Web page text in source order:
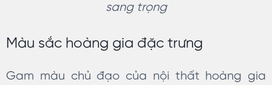
sang trọng
Màu sắc hoàng gia đặc trưng
Gam màu chủ đạo của nội thất hoàng gia